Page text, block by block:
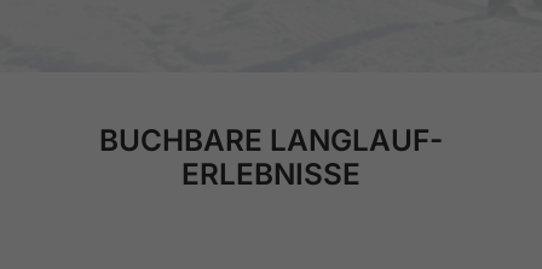
BUCHBARE LANGLAUF-
ERLEBNISSE